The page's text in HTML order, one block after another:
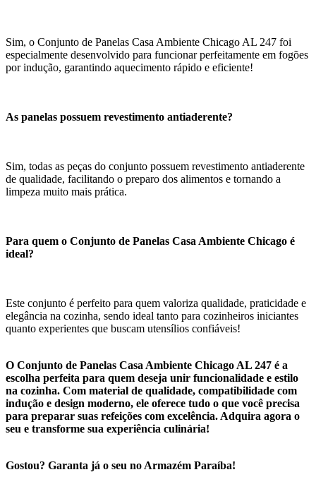
Sim, o Conjunto de Panelas Casa Ambiente Chicago AL 247 foi
especialmente desenvolvido para funcionar perfeitamente em fogões
por indução, garantindo aquecimento rápido e eficiente!
As panelas possuem revestimento antiaderente?
Sim, todas as peças do conjunto possuem revestimento antiaderente
de qualidade, facilitando o preparo dos alimentos e tornando a
limpeza muito mais prática.
Para quem o Conjunto de Panelas Casa Ambiente Chicago é
ideal?
Este conjunto é perfeito para quem valoriza qualidade, praticidade e
elegância na cozinha, sendo ideal tanto para cozinheiros iniciantes
quanto experientes que buscam utensílios confiáveis!
O Conjunto de Panelas Casa Ambiente Chicago AL 247 é a
escolha perfeita para quem deseja unir funcionalidade e estilo
na cozinha. Com material de qualidade, compatibilidade com
indução e design moderno, ele oferece tudo o que você precisa
para preparar suas refeições com excelência. Adquira agora o
seu e transforme sua experiência culinária!
Gostou? Garanta já o seu no Armazém Paraíba!